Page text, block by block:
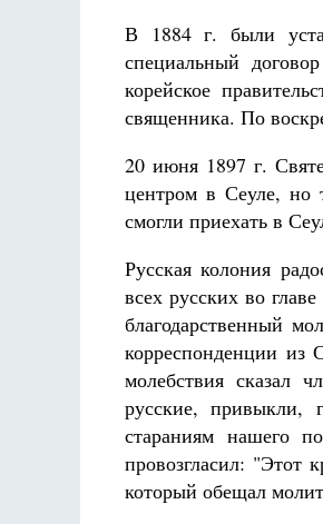
В 1884 г. были
специальный
корейское
священника. По
20 июня 1897 г.
центром в Сеуле, но
смогли приехать в
Русская колония
всех русских во
благодарственный
корреспонденции из
молебствия сказал
русские, привыкли,
стараниям нашего
провозгласил: "Этот
который обещал